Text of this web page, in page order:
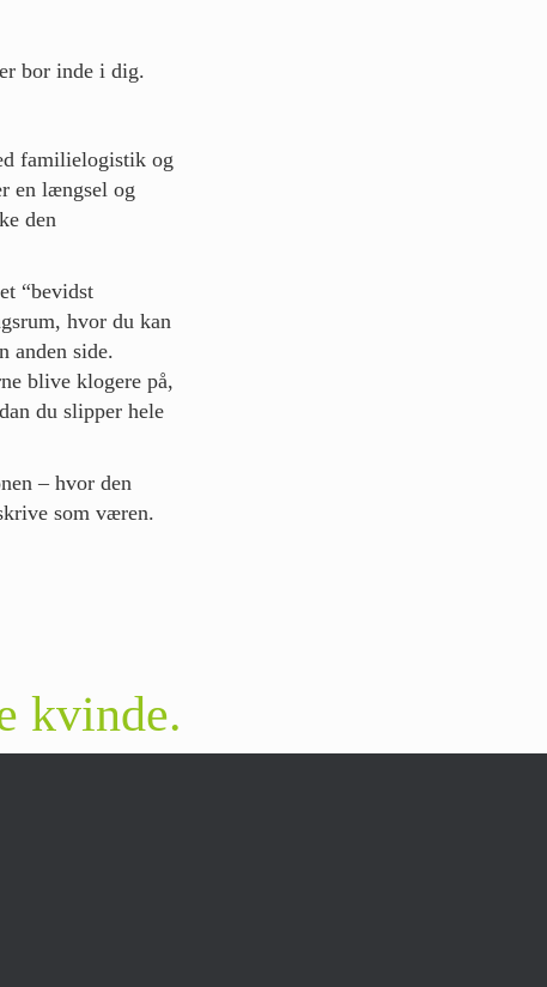
bor inde i dig.
familielogistik og
en længsel og
den
“bevidst
hvor du kan
anden side.
blive klogere på,
du slipper hele
– hvor den
som væren.
kvinde.